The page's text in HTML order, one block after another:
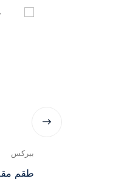
بيركس
طقم